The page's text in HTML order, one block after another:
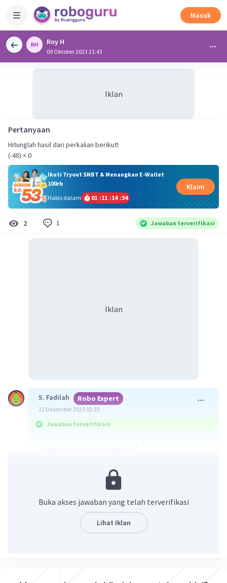
Masuk
Roy H
09 Oktober 2023 21:43
Iklan
Pertanyaan
Hitunglah hasil dari perkalian berikut!
(-48) × 0
Ikuti Tryout SNBT & Menangkan E-Wallet
100rb
Habis dalam
01 :11 :14 :34
Klaim
2 1 Jawaban terverifikasi
Iklan
S. Fadilah Robo Expert
22 Desember 2023 02:33
Jawaban terverifikasi
Semua bilangan jika dikali dengan angka 0, maka
hasilnya adalah 0. Berapa pun perkalian dengan 0
hasilnya akan selalu sama dengan 0. Karena kita
hanya akan mengulang penjumlahan 0 sebanyak
bilangan pengali tersebut.
Buka akses jawaban yang telah terverifikasi
Lihat Iklan